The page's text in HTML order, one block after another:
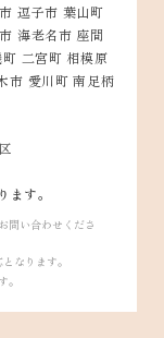
逗子市 葉山町
海老名市 座間
二宮町 相模原
市 愛川町 南足柄
す。
問い合わせくださ
なります。